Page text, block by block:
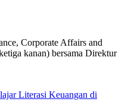
Corporate Affairs and
kanan) bersama Direktur
Literasi Keuangan di